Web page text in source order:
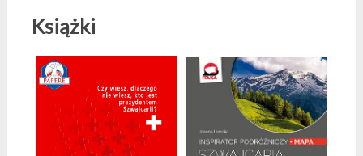
Książki